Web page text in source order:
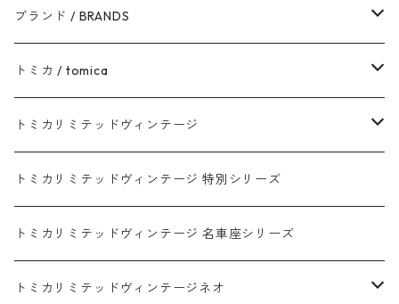
ブランド / BRANDS
トヨタ / TOYOTA
ダイハツ / DAIHATSU
マツダ / MAZDA
ホンダ / HONDA
日産 / NISSAN
トミカ / tomica
赤箱 - 現行トミカ
赤箱 - 限定トミカ 初回特別カラー
赤箱 - 絶版（廃盤）トミカ No.1-120
赤箱 - 絶版（廃盤）トミカ No.1-9
赤箱 - 絶版（廃盤）ロングトミカ No.121-
トミカリミテッドヴィンテージ
TLV - NEW LINEUP
TLV - No. LV-00-195
TLV - No. LV-00-09
TLV - 車種別
トミカリミテッドヴィンテージ 特別シリーズ
トミカリミテッドヴィンテージ 名車座シリーズ
トミカリミテッドヴィンテージネオ